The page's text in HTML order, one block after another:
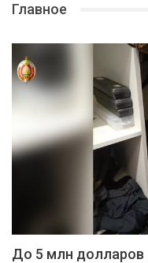
Главное
До 5 млн долларов